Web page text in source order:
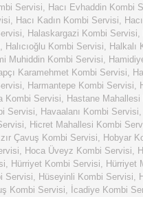
Servisi, Hacı Evhaddin Kombi
, Hacı Kadın Kombi Servisi,
, Halaskargazi Kombi Servisi,
, Halıcıoğlu Kombi Servisi, Halkalı
Muhiddin Kombi Servisi,
Karamehmet Kombi Servisi,
, Harmantepe Kombi Servisi,
Kombi Servisi, Hastane
Servisi, Havaalanı Kombi Servisi,
, Hicret Mahallesi Kombi
Çavuş Kombi Servisi, Hobyar
, Hoca Üveyz Kombi Servisi,
, Hürriyet Kombi Servisi, Hürriyet
Servisi, Hüseyinli Kombi Servisi,
Kombi Servisi, İcadiye Kombi